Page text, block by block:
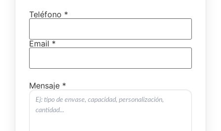
Teléfono *
Email *
Mensaje *